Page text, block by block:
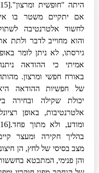
היתה "חופשית ומרצון".[15]
אם יתקיים משטר בו אין
לחשוד אלטרנטיבה לשתוק
והוא מחוייב לדבר ולתת את
גירסתו, לא ניתן לומר באופן
אמיתי כי ההודאה ניתנה
באורח חפשי ומרצון. מהותה
של חפשיות ההודאה היא
יכולת שקילה ובחירה בין
אלטרנטיבות, באופן רציונלי
ומודע, ולא מתוך פחד.[16]
בהליך חקירה ומעצר קיים
מצב בסיסי של לחץ, הן חיצוני
והן פנימי, המתבטא בחששות